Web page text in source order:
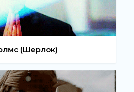
(Шерлок)